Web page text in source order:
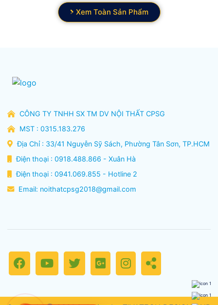
Xem Toàn Sản Phẩm
CÔNG TY TNHH SX TM DV NỘI THẤT CPSG
MST : 0315.183.276
Địa Chỉ : 33/41 Nguyễn Sỹ Sách, Phường Tân Sơn, TP.HCM
Điện thoại : 0918.488.866 - Xuân Hà
Điện thoại : 0941.069.855 - Hotline 2
Email: noithatcpsg2018@gmail.com